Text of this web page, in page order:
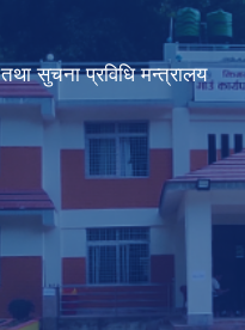
सुचना प्रविधि मन्त्रालय